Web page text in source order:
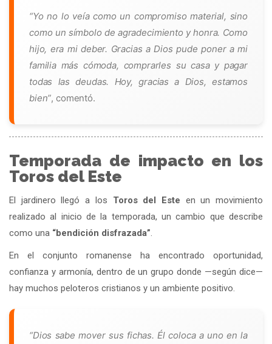
“Yo no lo veía como un compromiso material, sino
como un símbolo de agradecimiento y honra. Como
hijo, era mi deber. Gracias a Dios pude poner a mi
familia más cómoda, comprarles su casa y pagar
todas las deudas. Hoy, gracias a Dios, estamos
bien”, comentó.
Temporada de impacto en los
Toros del Este
El jardinero llegó a los Toros del Este en un movimiento
realizado al inicio de la temporada, un cambio que describe
como una “bendición disfrazada”
En el conjunto romanense ha encontrado oportunidad,
confianza y armonía, dentro de un grupo donde —según dice—
hay muchos peloteros cristianos y un ambiente positivo.
“Dios sabe mover sus fichas. Él coloca a uno en la